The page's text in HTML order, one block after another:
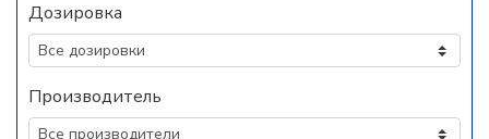
Дозировка
Производитель